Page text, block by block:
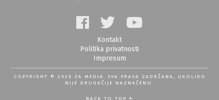
Kontakt
Politika privatnosti
Impresum
COPYRIGHT © 2026 ZA MEDIA. SVA PRAVA ZADRŽANA, UKOLIKO
NIJE DRUGAČIJE NAZNAČENO.
BACK TO TOP